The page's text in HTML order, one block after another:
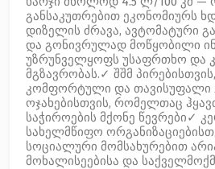
განსაკუთრებით ეკონომიურს
დიზელის ძრავა, ავტომატური
და გონივრულად მოწყობილი
უზრუნველყოფს უსაფრთხო
მგზავრობას.✓ შშმ
კომფორტული და თავისუფალი
ოჯახებისთვის, რომელთაც
საჭიროების მქონე წევრები✓
სახელმწიფო
სოციალური მომსახურებით
მოხალისეებისა და